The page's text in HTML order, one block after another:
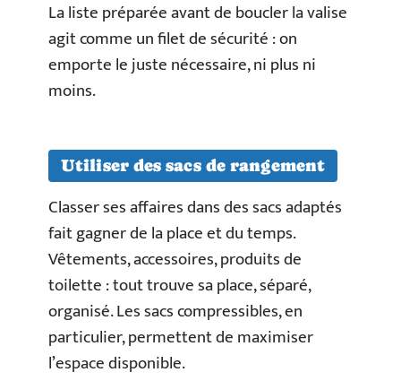
La liste préparée avant de boucler la valise
agit comme un filet de sécurité : on
emporte le juste nécessaire, ni plus ni
moins.
Utiliser des sacs de rangement
Classer ses affaires dans des sacs adaptés
fait gagner de la place et du temps.
Vêtements, accessoires, produits de
toilette : tout trouve sa place, séparé,
organisé. Les sacs compressibles, en
particulier, permettent de maximiser
l’espace disponible.